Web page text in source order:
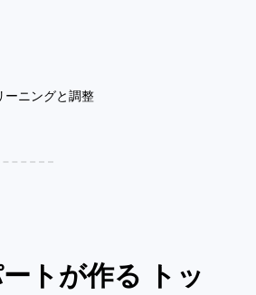
ーニングと調整
トが作る トッ